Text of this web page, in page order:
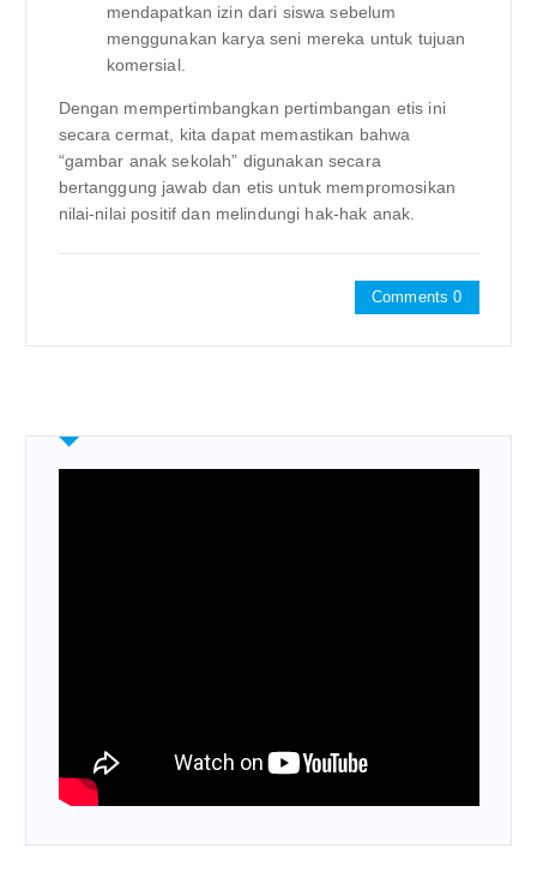
mendapatkan izin dari siswa sebelum
menggunakan karya seni mereka untuk tujuan
komersial.
Dengan mempertimbangkan pertimbangan etis ini
secara cermat, kita dapat memastikan bahwa
“gambar anak sekolah” digunakan secara
bertanggung jawab dan etis untuk mempromosikan
nilai-nilai positif dan melindungi hak-hak anak.
Comments 0